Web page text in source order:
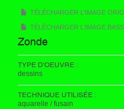
TÉLÉCHARGER L'IMAGE
TÉLÉCHARGER L'IMAGE
Zonde
TYPE D'OEUVRE :
dessins
TECHNIQUE UTILISÉE :
aquarelle / fusain